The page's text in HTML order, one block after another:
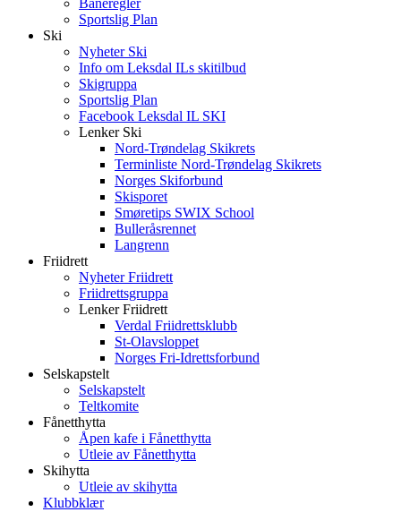
Baneregler
Sportslig Plan
Ski
Nyheter Ski
Info om Leksdal ILs skitilbud
Skigruppa
Sportslig Plan
Facebook Leksdal IL SKI
Lenker Ski
Nord-Trøndelag Skikrets
Terminliste Nord-Trøndelag Skikrets
Norges Skiforbund
Skisporet
Smøretips SWIX School
Bulleråsrennet
Langrenn
Friidrett
Nyheter Friidrett
Friidrettsgruppa
Lenker Friidrett
Verdal Friidrettsklubb
St-Olavsloppet
Norges Fri-Idrettsforbund
Selskapstelt
Selskapstelt
Teltkomite
Fånetthytta
Åpen kafe i Fånetthytta
Utleie av Fånetthytta
Skihytta
Utleie av skihytta
Klubbklær